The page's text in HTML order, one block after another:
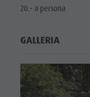
20.- a persona
GALLERIA